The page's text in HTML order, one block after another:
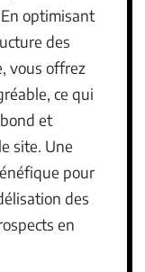
optimisant
des
vous offrez
ce qui
et
site. Une
pour
des
en